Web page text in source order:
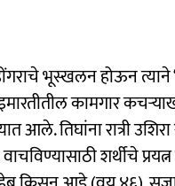
भूस्खलन होऊन त्याने
कामगार
आले. तिघांना रात्री
शर्थीचे